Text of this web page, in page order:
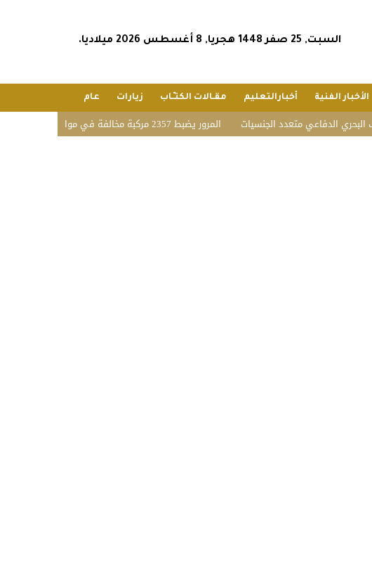
السبت, 25 صفر 1448 هجريا, 8 أغسطس 2026 ميلاديا.
الأخبار الفنية أخبارالتعليم مقـالات الكتـّـاب زيارات عام
المرور يضبط 2357 مركبة مخالفة في مواقف الأشخاص ذوي الإعاقة بمختلف مناطق المملكة متعدد الجنسيات